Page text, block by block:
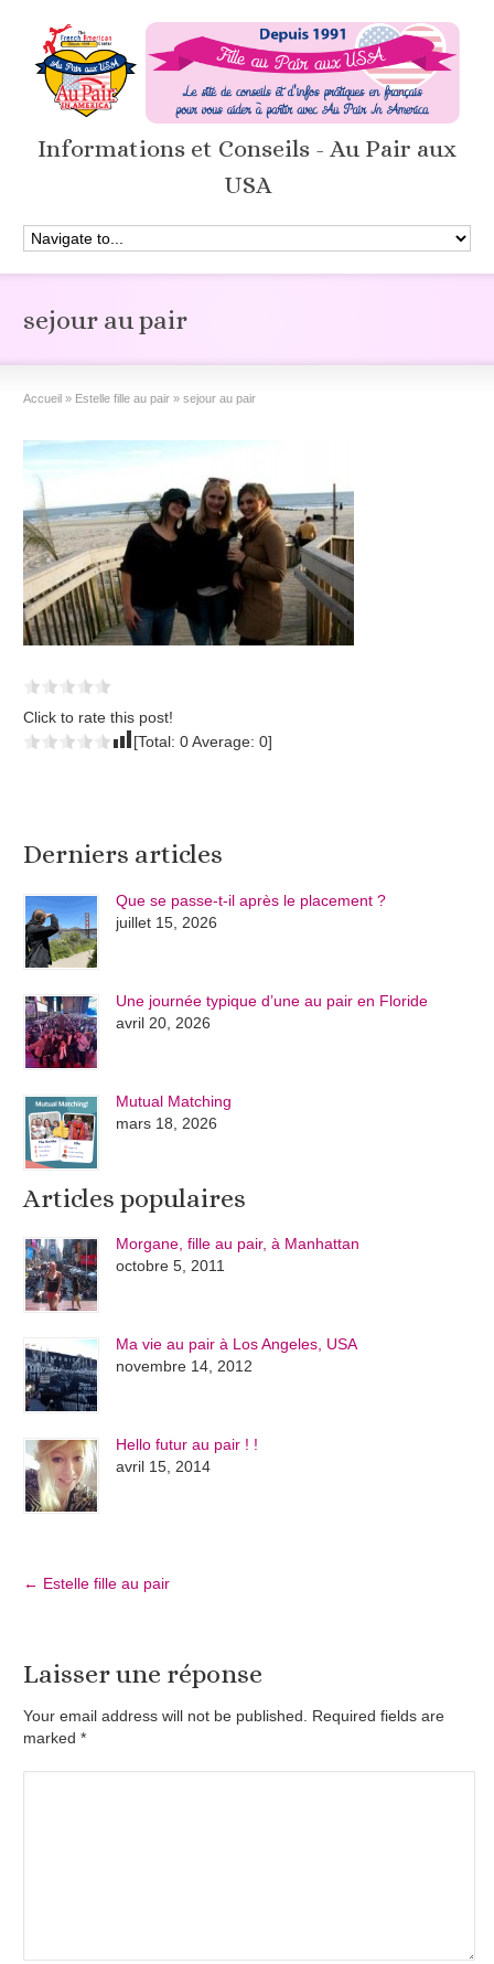
Informations et Conseils - Au Pair aux
USA
sejour au pair
Accueil » Estelle fille au pair » sejour au pair
Click to rate this post!
[Total:0Average:0]
Derniers articles
Que se passe-t-il après le placement ?
juillet 15, 2026
Une journée typique d’une au pair en Floride
avril 20, 2026
Mutual Matching
mars 18, 2026
Articles populaires
Morgane, fille au pair, à Manhattan
octobre 5, 2011
Ma vie au pair à Los Angeles, USA
novembre 14, 2012
Hello futur au pair ! !
avril 15, 2014
← Estelle fille au pair
Laisser une réponse
Your email address will not be published. Required fields are
marked*